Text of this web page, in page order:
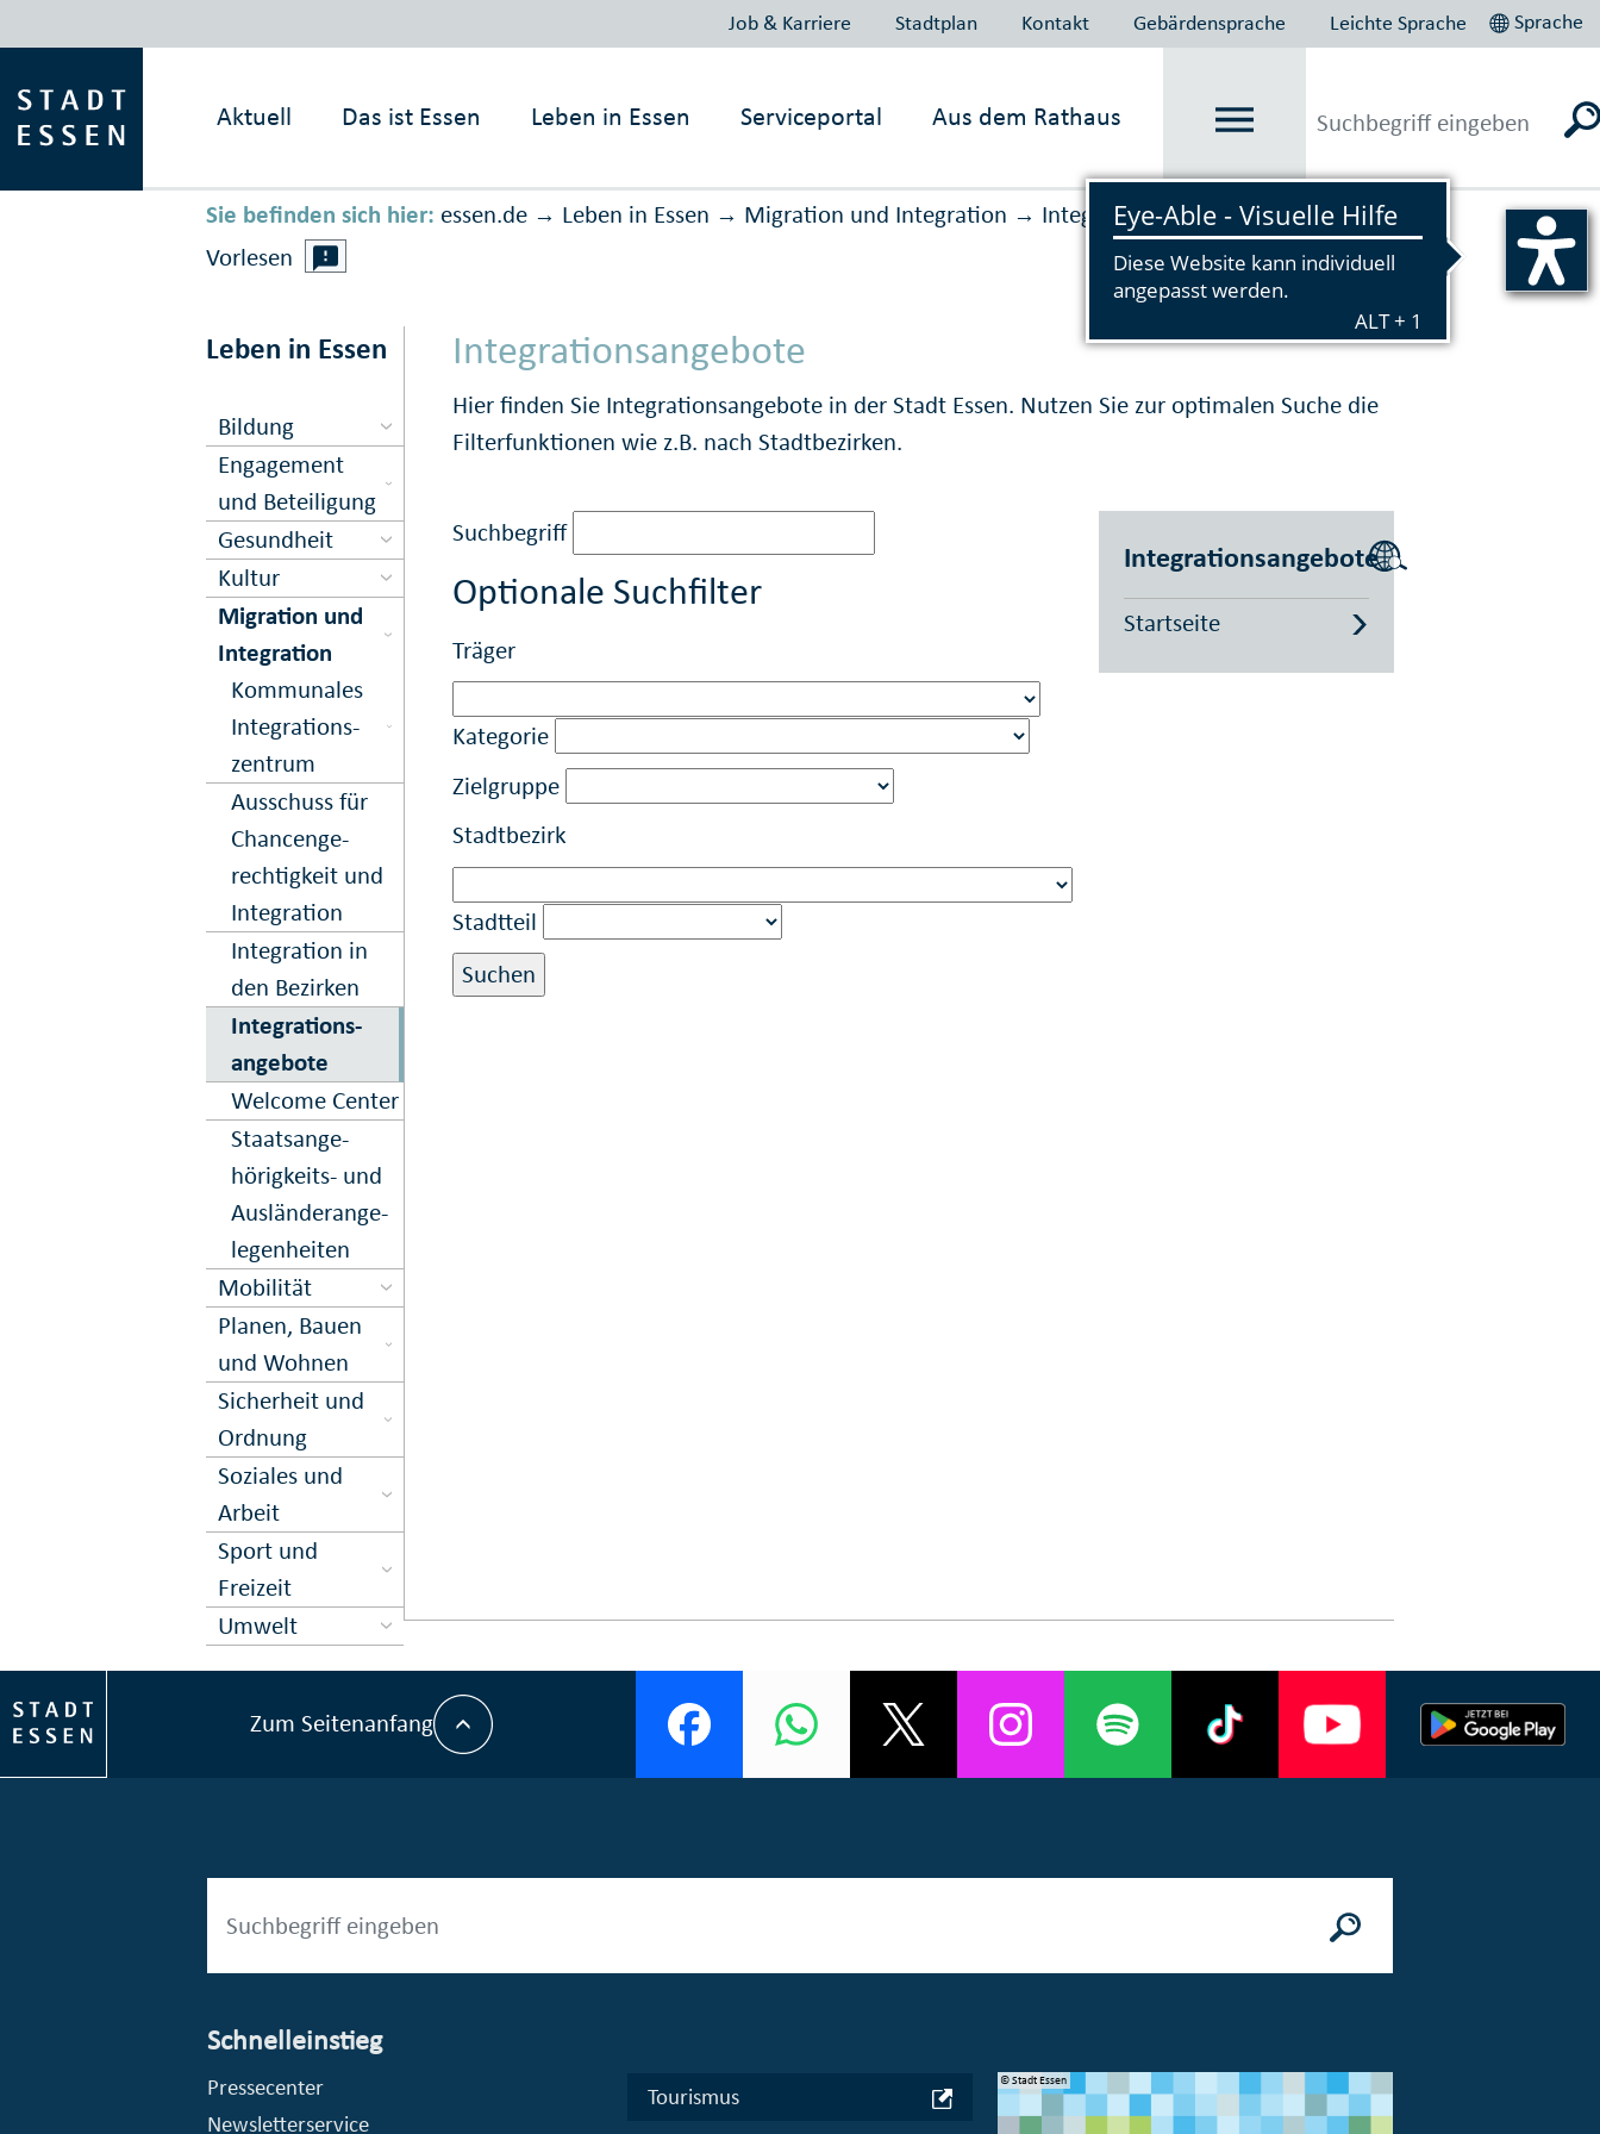
Job & Karriere Stadtplan Kontakt Gebärdensprache Leichte Sprache Sprache
Aktuell Das ist Essen Leben in Essen Serviceportal Aus dem Rathaus
Sie befinden sich hier: essen.de → Leben in Essen → Migration und Inte­gration → Integrations­angebote
Vorlesen
Leben in Essen
Bildung
Engagement
und Beteiligung
Gesundheit
Kultur
Migration und
Inte­gration
Kom­munales
Inte­grations­
zentrum
Ausschuss für
Chancen­ge­
rechtig­keit und
In­te­gration
Integration in
den Bezirken
Integrations­
angebote
Welcome Center
Staats­ange­
hörigkeits- und
Aus­länder­an­ge­
le­gen­hei­ten
Mobilität
Planen, Bauen
und Wohnen
Sicher­heit und
Ord­nung
Soziales und
Arbeit
Sport und
Freizeit
Umwelt
Integrationsangebote
Hier finden Sie Integrationsangebote in der Stadt Essen. Nutzen Sie zur optimalen Suche die
Filterfunktionen wie z.B. nach Stadtbezirken.
Suchbegriff
Optionale Suchfilter
Träger
Kategorie
Zielgruppe
Stadtbezirk
Stadtteil
Integrationsangebote
Startseite
Zum Seitenanfang
Schnelleinstieg
Pressecenter
Newsletterservice
Tourismus
© Stadt Essen, Presse- und Kommunikationsamt © Stadt Essen